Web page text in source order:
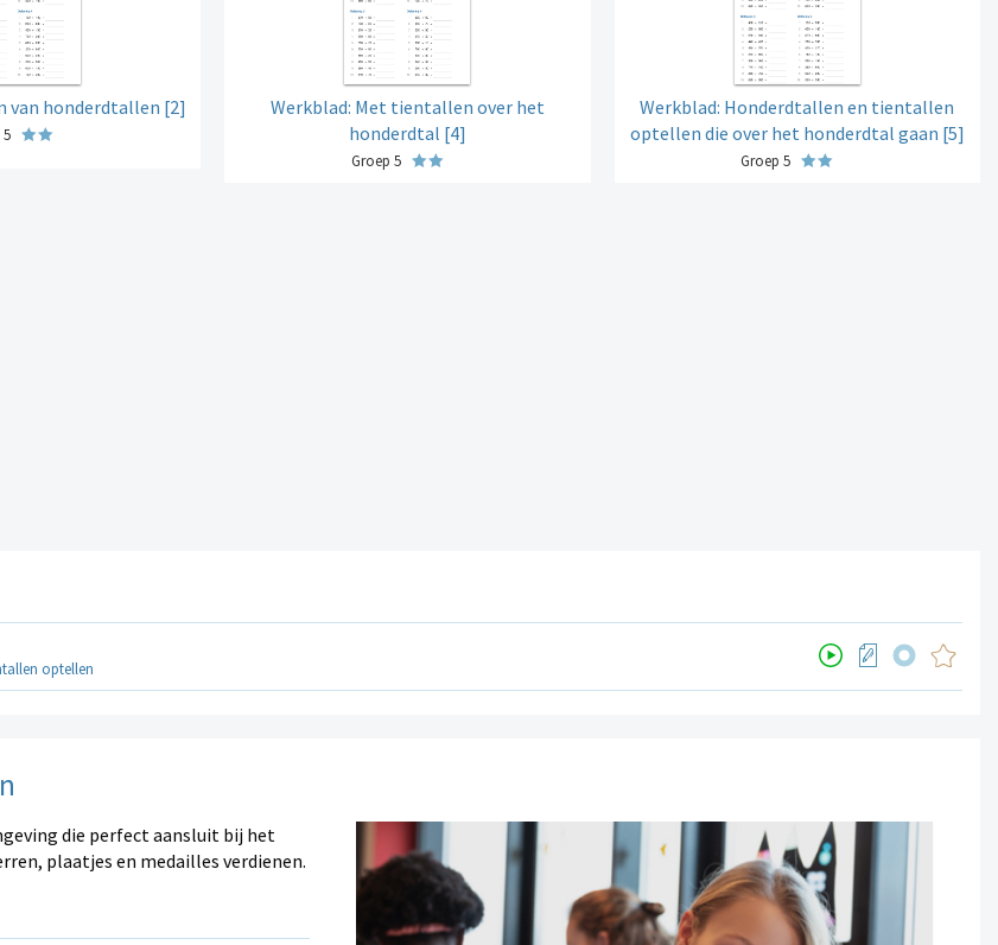
van honderdtallen [2]
5
Werkblad: Met tientallen over het
honderdtal [4]
Groep 5
Werkblad: Honderdtallen en tientallen
optellen die over het honderdtal gaan [5]
Groep 5
optellen
die perfect aansluit bij het
plaatjes en medailles verdienen.